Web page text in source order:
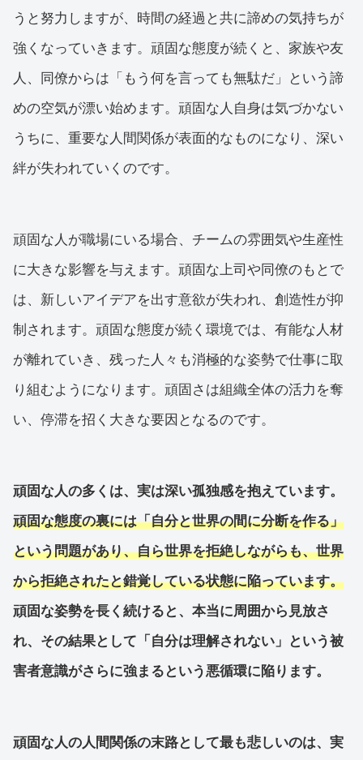
うと努力しますが、時間の経過と共に諦めの気持ちが
強くなっていきます。頑固な態度が続くと、家族や友
人、同僚からは「もう何を言っても無駄だ」という諦
めの空気が漂い始めます。頑固な人自身は気づかない
うちに、重要な人間関係が表面的なものになり、深い
絆が失われていくのです。
頑固な人が職場にいる場合、チームの雰囲気や生産性
に大きな影響を与えます。頑固な上司や同僚のもとで
は、新しいアイデアを出す意欲が失われ、創造性が抑
制されます。頑固な態度が続く環境では、有能な人材
が離れていき、残った人々も消極的な姿勢で仕事に取
り組むようになります。頑固さは組織全体の活力を奪
い、停滞を招く大きな要因となるのです。
頑固な人の多くは、実は深い孤独感を抱えています。
頑固な態度の裏には「自分と世界の間に分断を作る」
という問題があり、自ら世界を拒絶しながらも、世界
から拒絶されたと錯覚している状態に陥っています。
頑固な姿勢を長く続けると、本当に周囲から見放さ
れ、その結果として「自分は理解されない」という被
害者意識がさらに強まるという悪循環に陥ります。
頑固な人の人間関係の末路として最も悲しいのは、実